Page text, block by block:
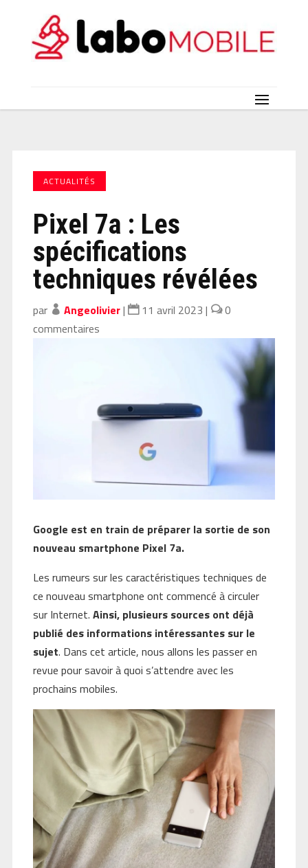
ACTUALITÉS
Pixel 7a : Les
spécifications
techniques révélées
par Angeolivier| 11 avril 2023 |
0
commentaires
Google est en train de préparer la sortie de son
nouveau smartphone Pixel 7a.
Les rumeurs sur les caractéristiques techniques de
ce nouveau smartphone ont commencé à circuler
sur Internet. Ainsi, plusieurs sources ont déjà
publié des informations intéressantes sur le
sujet. Dans cet article, nous allons les passer en
revue pour savoir à quoi s’attendre avec les
prochains mobiles.